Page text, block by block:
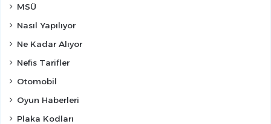
MSÜ
Nasıl Yapılıyor
Ne Kadar Alıyor
Nefis Tarifler
Otomobil
Oyun Haberleri
Plaka Kodları